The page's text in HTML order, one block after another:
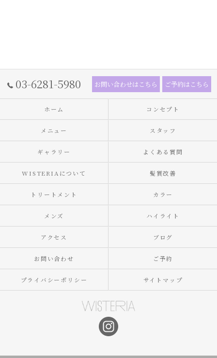
03-6281-5980 お問い合わせはこちら ご予約はこちら
ホーム コンセプト
メニュー スタッフ
ギャラリー よくある質問
WISTERIAについて 髪質改善
トリートメント カラー
メンズ ハイライト
アクセス ブログ
お問い合わせ ご予約
プライバシーポリシー サイトマップ